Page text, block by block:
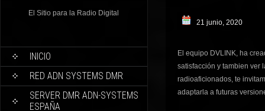
El Sitio para la Radio Digital
INICIO
RED ADN SYSTEMS DMR
SERVER DMR ADN-SYSTEMS
ESPAÑA
21 junio, 2020
El equipo DVLINK, ha
satisfacción y tambien ver
radioaficionados, te
adaptarla a futuras